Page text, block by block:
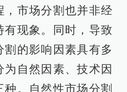
，市场分割也并非经
有现象。同时，导致
割的影响因素具有多
自然因素、技术因
。自然性市场分割